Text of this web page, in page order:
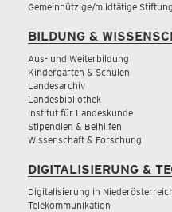
Gemeinnützige/mildtätige
BILDUNG &
Aus- und Weiterbildung
Kindergärten & Schulen
Landesarchiv
Landesbibliothek
Institut für Landeskunde
Stipendien & Beihilfen
Wissenschaft & Forschung
DIGITALISIERUNG &
Digitalisierung in
Telekommunikation